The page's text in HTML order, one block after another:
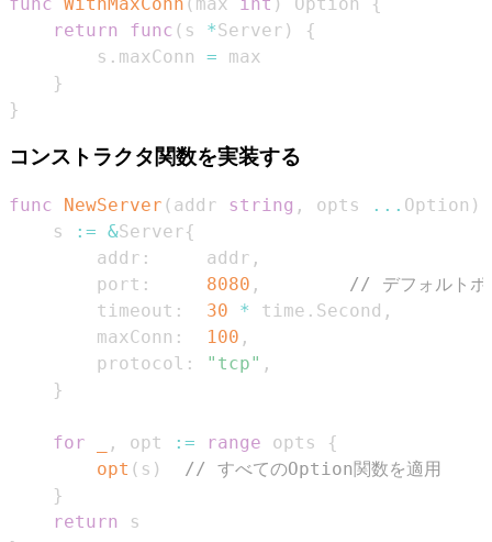
return
func ( s *Server )
{
        s
. maxConn =
}
}
コンストラクタ関数を実装する
func NewServer ( addr string , opts ... Option )
    s
:= &Server{
        addr
:
     addr
,
        port
: 8080 ,
// デフォルトポ
        timeout
: 30 * time . Second ,
        maxConn
: 100 ,
        protocol
: "tcp" ,
}
for , opt := range opts
{
opt ( s )
// すべてのOption関数を適用
}
return